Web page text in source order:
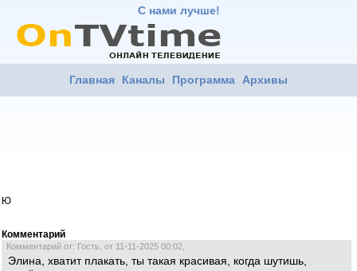
С нами лучше!
Главная Каналы Программа Архивы
Ю
Комментарий
Комментарий от: Гость, от 11-11-2025 00:02,
Элина, хватит плакать, ты такая красивая, когда шутишь,